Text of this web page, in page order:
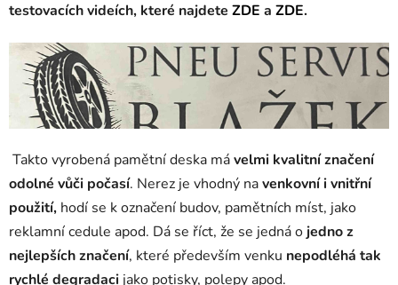
testovacích videích, které najdete ZDE a ZDE.
Takto vyrobená pamětní deska mávelmi kvalitní značení
odolné vůči počasí. Nerez je vhodný navenkovní i vnitřní
použití, hodí se k označení budov, pamětních míst, jako
reklamní cedule apod. Dá se říct, že se jedná o jedno z
nejlepších značení, které především venku nepodléhá tak
rychlé degradaci jako potisky, polepy apod.